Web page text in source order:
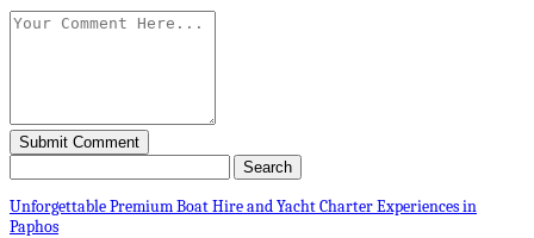
Unforgettable Premium Boat Hire and Yacht Charter Experiences in
Paphos